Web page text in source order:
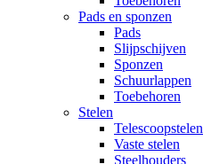
Pads en sponzen
Pads
Slijpschijven
Sponzen
Schuurlappen
Toebehoren
Stelen
Telescoopstelen
Vaste stelen
Steelhouders